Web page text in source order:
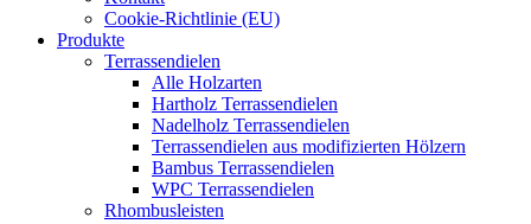
Cookie-Richtlinie (EU)
Produkte
Terrassendielen
Alle Holzarten
Hartholz Terrassendielen
Nadelholz Terrassendielen
Terrassendielen aus modifizierten Hölzern
Bambus Terrassendielen
WPC Terrassendielen
Rhombusleisten